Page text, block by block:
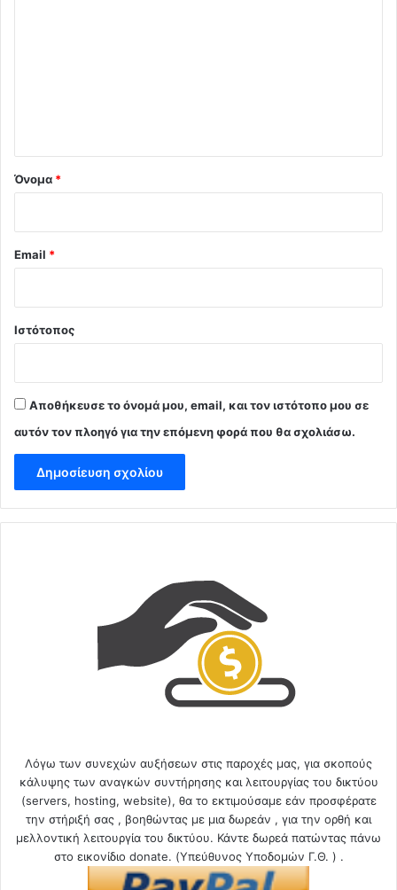
Όνομα *
Email *
Ιστότοπος
Αποθήκευσε το όνομά μου, email, και τον ιστότοπο μου σε
αυτόν τον πλοηγό για την επόμενη φορά που θα σχολιάσω.
Λόγω των συνεχών αυξήσεων στις παροχές μας, για σκοπούς
κάλυψης των αναγκών συντήρησης και λειτουργίας του δικτύου
(servers, hosting, website), θα το εκτιμούσαμε εάν προσφέρατε
την στήριξή σας , βοηθώντας με μια δωρεάν , για την ορθή και
μελλοντική λειτουργία του δικτύου. Κάντε δωρεά πατώντας πάνω
στο εικονίδιο donate. (Υπεύθυνος Υποδομών Γ.Θ. ) .